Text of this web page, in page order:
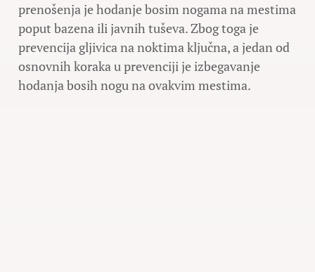
prenošenja je hodanje bosim nogama na mestima
poput bazena ili javnih tuševa. Zbog toga je
prevencija gljivica na noktima ključna, a jedan od
osnovnih koraka u prevenciji je izbegavanje
hodanja bosih nogu na ovakvim mestima.